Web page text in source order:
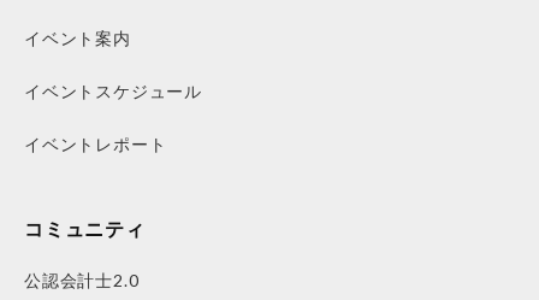
イベント案内
イベントスケジュール
イベントレポート
コミュニティ
公認会計士2.0